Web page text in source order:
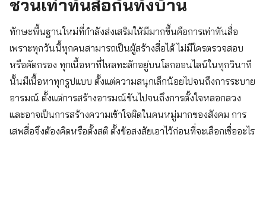
ชวนเท่าทันสื่อกันทั้งบ้าน
ทักษะพื้นฐานใหม่ที่กำลังส่งเสริมให้มีมากขึ้นคือการเท่าทันสื่อ
เพราะทุกวันนี้ทุกคนสามารถเป็นผู้สร้างสื่อได้ ไม่มีใครตรวจสอบ
หรือคัดกรอง ทุกเนื้อหาที่ไหลทะลักอยู่บนโลกออนไลน์ในทุกวินาที
นั้นมีเนื้อหาทุกรูปแบบ ตั้งแต่ความสนุกเล็กน้อยไปจนถึงการระบาย
อารมณ์ ตั้งแต่การสร้างอารมณ์ขันไปจนถึงการตั้งใจหลอกลวง
และอาจเป็นการสร้างความเข้าใจผิดในคนหมู่มากของสังคม การ
เสพสื่อจึงต้องคิดหรือตั้งสติ ตั้งข้อสงสัยเอาไว้ก่อนที่จะเลือกเชื่ออะไร